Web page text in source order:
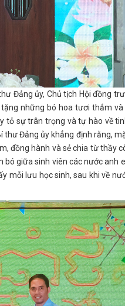
Đảng ủy, Chủ tịch Hội đồng
những bó hoa tươi thắm
tỏ sự trân trọng và tự hào về
Đảng ủy khẳng định rằng,
đồng hành và sẻ chia từ thầy
giữa sinh viên các nước anh
mỗi lưu học sinh, sau khi về